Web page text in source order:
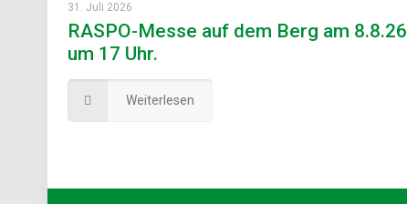
31. Juli 2026
RASPO-Messe auf dem Berg am 8.8.26
um 17 Uhr.
Weiterlesen